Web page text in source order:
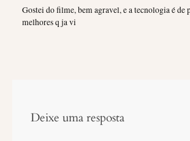
Gostei do filme, bem agravel, e a tecnologia é de
melhores q ja vi
Deixe uma resposta